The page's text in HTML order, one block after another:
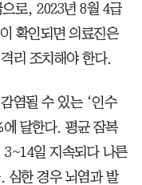
로, 2023년 8월 4급
확인되면 의료진은
리 조치해야 한다.
염될 수 있는 ‘인수
달한다. 평균 잠복
일 지속되다 나른
심한 경우 뇌염과 발